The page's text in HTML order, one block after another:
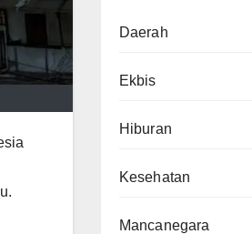
Daerah
Ekbis
Hiburan
Kesehatan
Mancanegara